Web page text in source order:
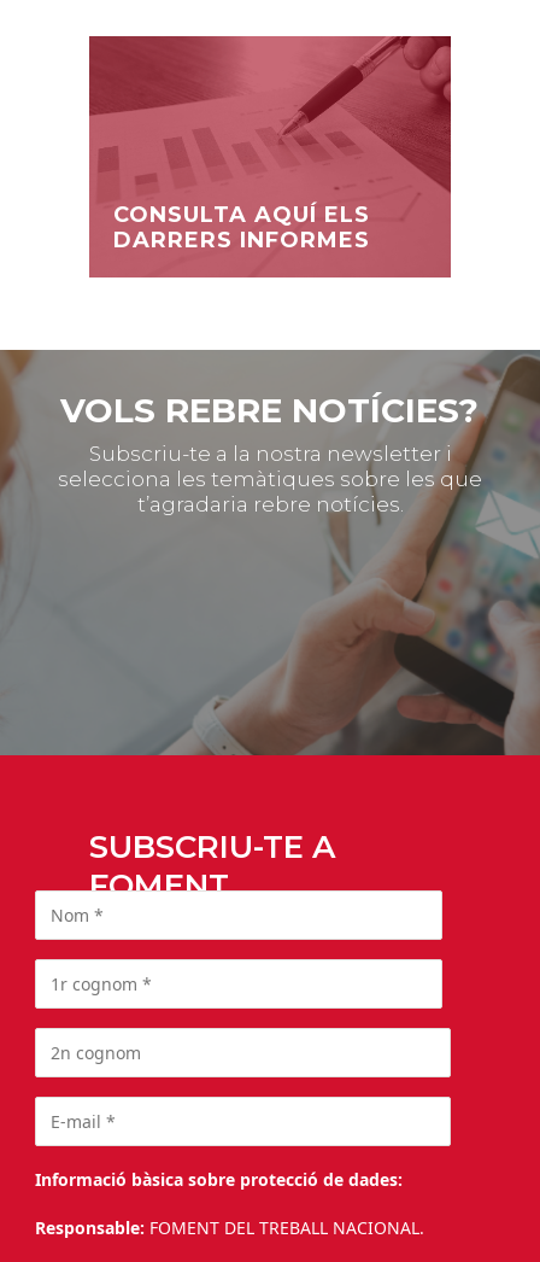
CONSULTA AQUÍ ELS
DARRERS INFORMES
VOLS REBRE NOTÍCIES?
Subscriu-te a la nostra newsletter i
selecciona les temàtiques sobre les que
t’agradaria rebre notícies.
SUBSCRIU-TE A
FOMENT
Informació bàsica sobre protecció de dades:
Responsable: FOMENT DEL TREBALL NACIONAL.